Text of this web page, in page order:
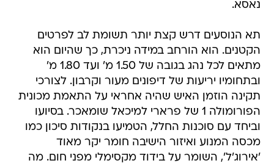
תא הנוסעים דרש קצת יותר תשומת לב לפרטים
מתאים לכל נהג בגובה של 1.50 מ' ועד 1.80 מ'
ובתחומיו יריעות של דיפונים מעור וקרבון. לצורכי
תקינה הוזמן האיש שהיה אחראי על התאמת מכונית
הפורומולה 1 של פרארי למיכאל שומאכר. בסיועו
וביחד עם סוכנות החלל, הטמיעו בנקודות סיכון כמו
מכסה המנוע ואיזור הישיבה חומר יקר מאוד 
'אירוג'ל', השומר על בידוד מקסימלי מפני חום. מה
גם שכעת יש שני מושבים אז על אחת כמה וכמה
שהעלות נוסקת לכל ס"מ נוסף של חיפוי.